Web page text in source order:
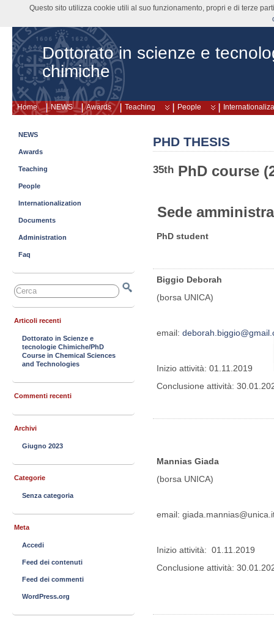
Dottorato in scienze e
chimiche
Home NEWS Awards Teaching People
PHD THESIS
35th PhD course
Sede
PhD student
Biggio Deborah
(borsa UNICA)
email:
Inizio attività: 01.11.2019
Conclusione attività:
Mannias Giada
(borsa UNICA)
email:
Inizio attività: 01.11.2019
Conclusione attività:
NEWS
Awards
Teaching
People
Internationalization
Documents
Administration
Faq
Articoli recenti
Dottorato in Scienze e
tecnologie Chimiche/PhD
Course in Chemical Sciences
and Technologies
Commenti recenti
Archivi
Giugno 2023
Categorie
Senza categoria
Meta
Accedi
Feed dei contenuti
Feed dei commenti
WordPress.org
Questo sito utilizza cookie utili al suo funzionamento, propri e di terze